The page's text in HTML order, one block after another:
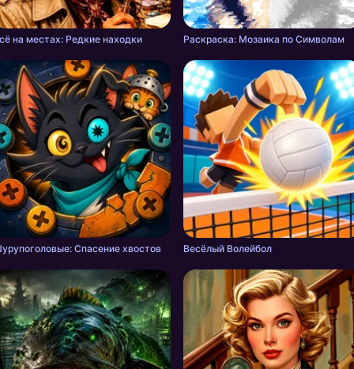
на местах: Редкие находки Раскраска: Мозаика по Символам
Спасение хвостов Весёлый Волейбол